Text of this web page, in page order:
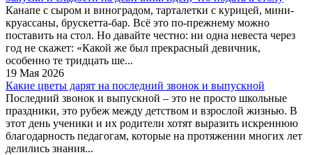
Канапе с сыром и виноградом, тарталетки с курицей, мини-
круассаны, брускетта-бар. Всё это по-прежнему можно
поставить на стол. Но давайте честно: ни одна невеста через
год не скажет: «Какой же был прекрасный девичник,
особенно те тридцать ше...
19 Мая 2026
Какие цветы дарят на последний звонок и выпускной
Последний звонок и выпускной – это не просто школьные
праздники, это рубеж между детством и взрослой жизнью. В
этот день ученики и их родители хотят выразить искреннюю
благодарность педагогам, которые на протяжении многих лет
делились знания...